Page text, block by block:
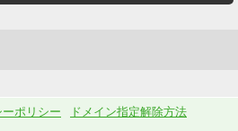
ポリシー ドメイン指定解除方法